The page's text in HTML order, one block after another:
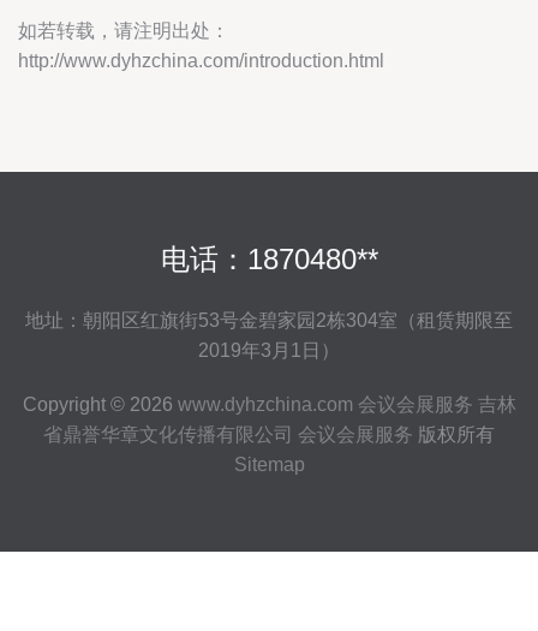
如若转载，请注明出处：
http://www.dyhzchina.com/introduction.html
电话：1870480**
地址：朝阳区红旗街53号金碧家园2栋304室（租赁期限至
2019年3月1日）
Copyright © 2026 www.dyhzchina.com 会议会展服务 吉林
省鼎誉华章文化传播有限公司 会议会展服务 版权所有
Sitemap